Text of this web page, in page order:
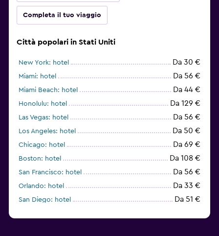
Completa il tuo viaggio
Città popolari in Stati Uniti
New York: hotel Da 30 €
Miami: hotel Da 56 €
Miami Beach: hotel Da 44 €
Honolulu: hotel Da 129 €
Las Vegas: hotel Da 56 €
Los Angeles: hotel Da 50 €
Chicago: hotel Da 69 €
Boston: hotel Da 108 €
San Francisco: hotel Da 56 €
Orlando: hotel Da 33 €
San Diego: hotel Da 51 €